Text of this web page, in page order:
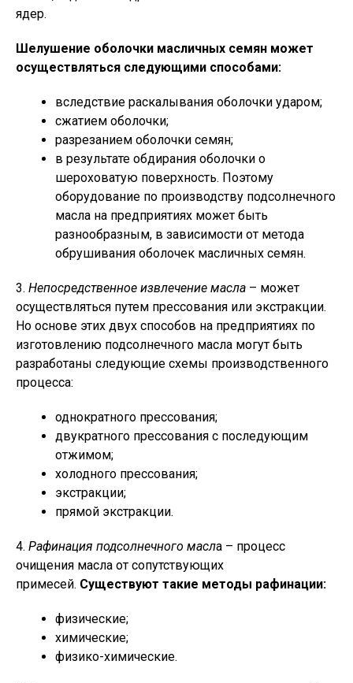
ядер.
Шелушение оболочки масличных семян может
осуществляться следующими способами:
вследствие раскалывания оболочки ударом;
сжатием оболочки;
разрезанием оболочки семян;
в результате обдирания оболочки о
шероховатую поверхность. Поэтому
оборудование по производству подсолнечного
масла на предприятиях может быть
разнообразным, в зависимости от метода
обрушивания оболочек масличных семян.
3. Непосредственное извлечение масла – может
осуществляться путем прессования или экстракции.
Но основе этих двух способов на предприятиях по
изготовлению подсолнечного масла могут быть
разработаны следующие схемы производственного
процесса:
однократного прессования;
двукратного прессования с последующим
отжимом;
холодного прессования;
экстракции;
прямой экстракции.
4. Рафинация подсолнечного масла – процесс
очищения масла от сопутствующих
примесей. Существуют такие методы рафинации:
физические;
химические;
физико-химические.